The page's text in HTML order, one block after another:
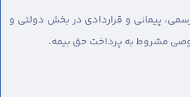
پیمانی و قراردادی در بخش دولتی و
مشروط به پرداخت حق بیمه.